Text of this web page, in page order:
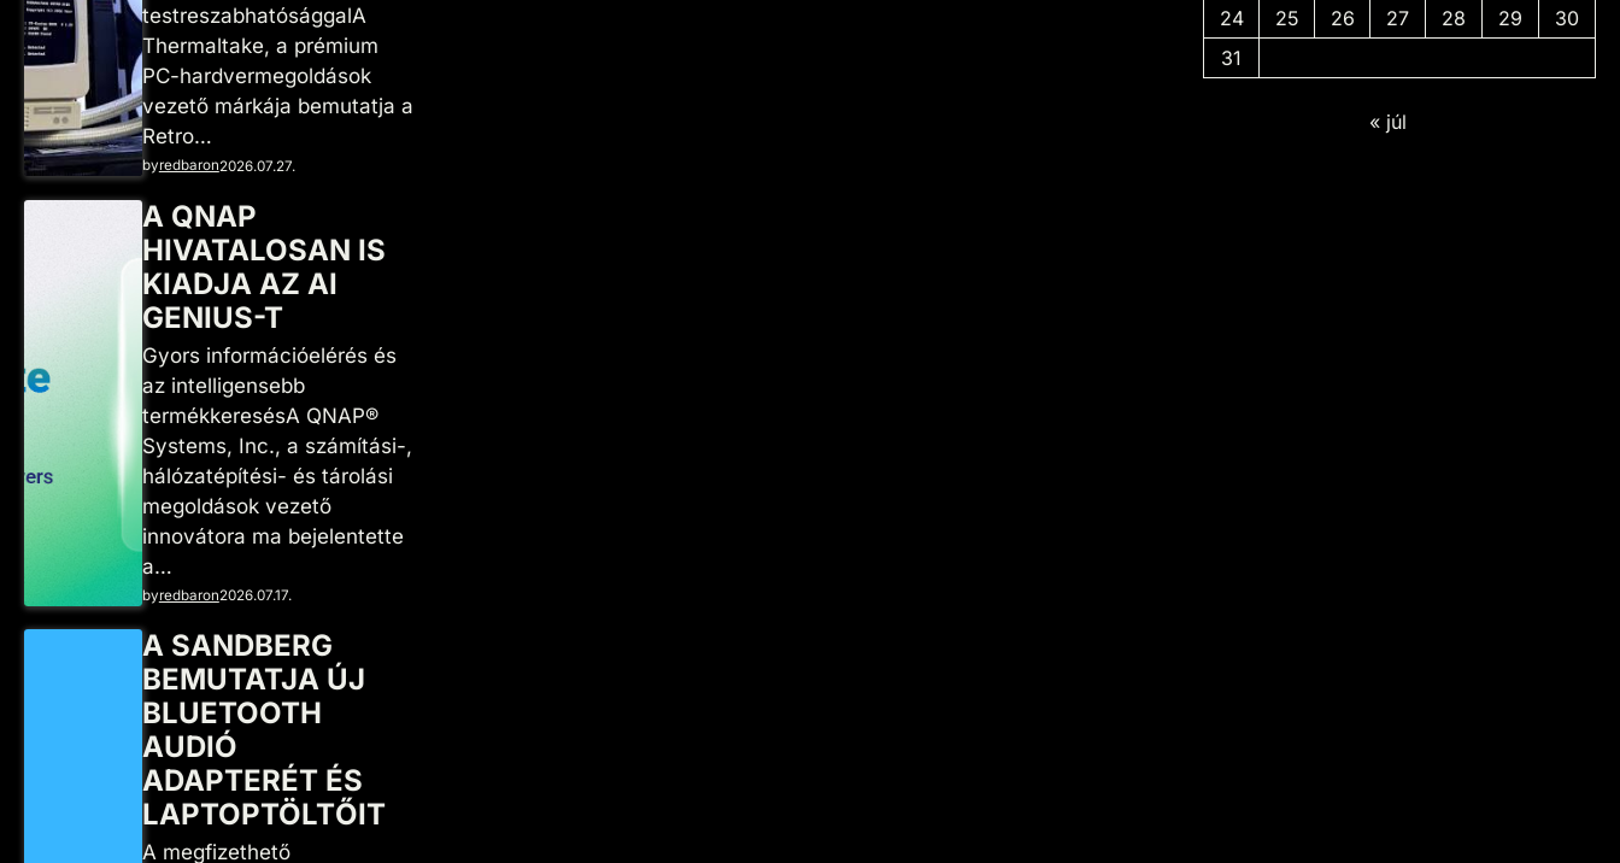
testreszabhatósággalA
Thermaltake, a prémium
PC-hardvermegoldások
vezető márkája bemutatja a
Retro…
byredbaron2026.07.27.
A QNAP
HIVATALOSAN IS
KIADJA AZ AI
GENIUS-T
Gyors információelérés és
az intelligensebb
termékkeresésA QNAP®
Systems, Inc., a számítási-,
hálózatépítési- és tárolási
megoldások vezető
innovátora ma bejelentette
a…
byredbaron2026.07.17.
A SANDBERG
BEMUTATJA ÚJ
BLUETOOTH
AUDIÓ
ADAPTERÉT ÉS
LAPTOPTÖLTŐIT
A megfizethető
24
25 26 27 28 29
30
31
« júl